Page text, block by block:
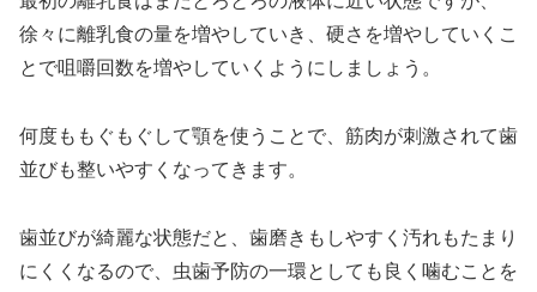
徐々に離乳食の量を増やしていき、硬さを増やしていくこ
とで咀嚼回数を増やしていくようにしましょう。
何度ももぐもぐして顎を使うことで、筋肉が刺激されて歯
並びも整いやすくなってきます。
歯並びが綺麗な状態だと、歯磨きもしやすく汚れもたまり
にくくなるので、虫歯予防の一環としても良く噛むことを